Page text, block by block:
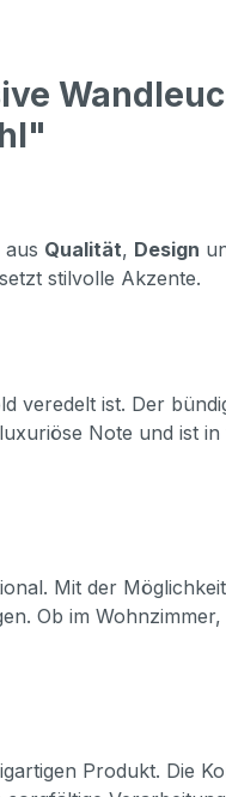
Qualität, Design
stilvolle Akzente.
veredelt ist. Der
Note und ist
Mit der
Ob im
Produkt. Die